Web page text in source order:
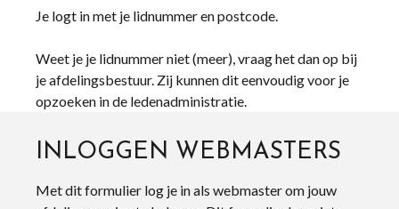
Je logt in met je lidnummer en postcode.
Weet je je lidnummer niet (meer), vraag het dan op bij
je afdelingsbestuur. Zij kunnen dit eenvoudig voor je
opzoeken in de ledenadministratie.
INLOGGEN WEBMASTERS
Met dit formulier log je in als webmaster om jouw